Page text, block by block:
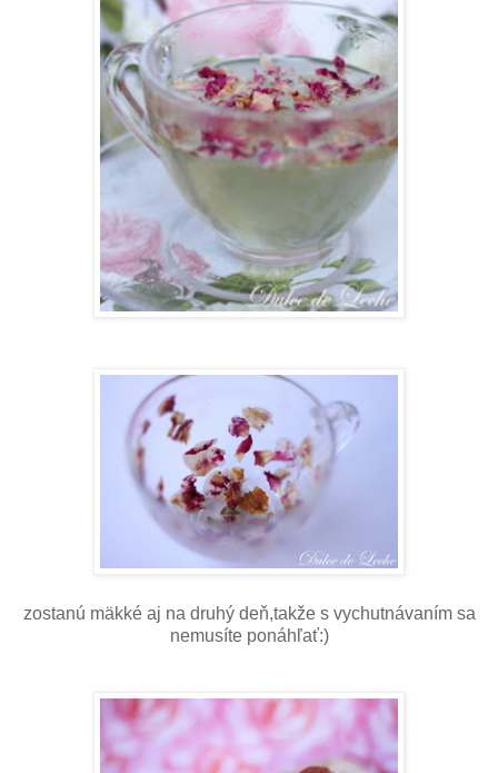
zostanú mäkké aj na druhý deň,takže s vychutnávaním sa
nemusíte ponáhľať:)